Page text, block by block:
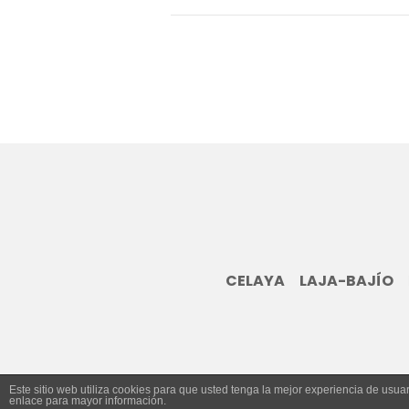
CELAYA LAJA-BAJÍO
Este sitio web utiliza cookies para que usted tenga la mejor experiencia de
enlace para mayor información.